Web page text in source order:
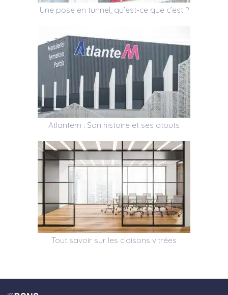
Une pose en tunnel, qu’est-ce que c’est ?
Atlantem : Son histoire et ses atouts
Tout savoir sur les cloisons vitrées